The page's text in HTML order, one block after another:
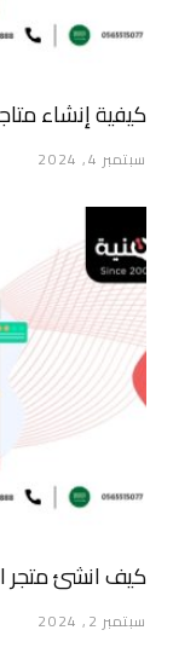
كيفية إنشاء
سبتمبر 4, 2024
كيف انشئ متجر
سبتمبر 2, 2024